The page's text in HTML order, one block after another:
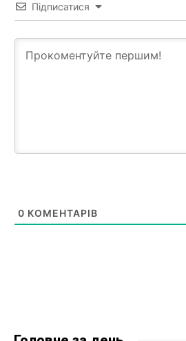
Підписатися
0 КОМЕНТАРІВ